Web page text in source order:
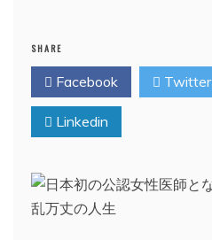
SHARE
Facebook Twitter
Linkedin